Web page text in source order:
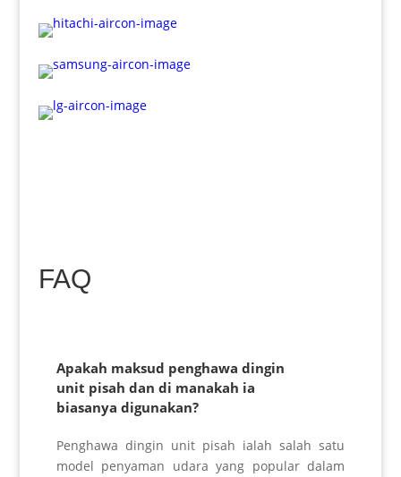
FAQ
Apakah maksud penghawa dingin
unit pisah dan di manakah ia
biasanya digunakan?
Penghawa dingin unit pisah ialah salah satu
model penyaman udara yang popular dalam